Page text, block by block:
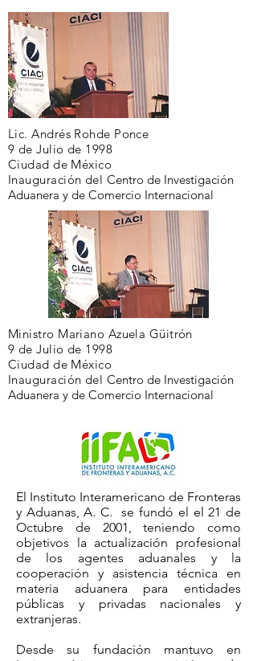
Lic. Andrés Rohde Ponce
9 de Julio de 1998
Ciudad de México
Inauguración del Centro de Investigación
Aduanera y de Comercio Internacional
Ministro Mariano Azuela Güitrón
9 de Julio de 1998
Ciudad de México
Inauguración del Centro de Investigación
Aduanera y de Comercio Internacional
El Instituto Interamericano de Fronteras
y Aduanas, A. C. se fundó el el 21 de
Octubre de 2001, teniendo como
objetivos la actualización profesional
de los agentes aduanales y la
cooperación y asistencia técnica en
materia aduanera para entidades
públicas y privadas nacionales y
extranjeras.
Desde su fundación mantuvo en